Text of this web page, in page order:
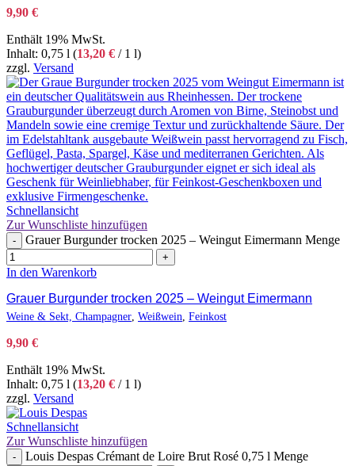
9,90 €
Enthält 19% MwSt.
Inhalt: 0,75 l (13,20 € / 1 l)
zzgl. Versand
Schnellansicht
Zur Wunschliste hinzufügen
- Grauer Burgunder trocken 2025 – Weingut Eimermann Menge
+
In den Warenkorb
Grauer Burgunder trocken 2025 – Weingut Eimermann
Weine & Sekt, Champagner Weißwein Feinkost
9,90 €
Enthält 19% MwSt.
Inhalt: 0,75 l (13,20 € / 1 l)
zzgl. Versand
Schnellansicht
Zur Wunschliste hinzufügen
- Louis Despas Crémant de Loire Brut Rosé 0,75 l Menge